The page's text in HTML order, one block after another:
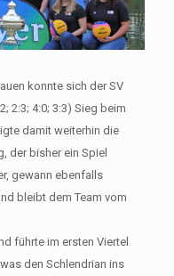
konnte sich der SV
2:3; 4:0; 3:3) Sieg beim
damit weiterhin die
der bisher ein Spiel
gewann ebenfalls
bleibt dem Team vom
führte im ersten Viertel
den Schlendrian ins